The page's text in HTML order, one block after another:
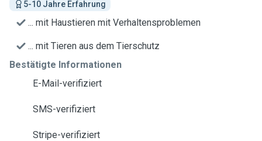
5-10 Jahre Erfahrung
... mit Haustieren mit Verhaltensproblemen
... mit Tieren aus dem Tierschutz
Bestätigte Informationen
E-Mail-verifiziert
SMS-verifiziert
Stripe-verifiziert